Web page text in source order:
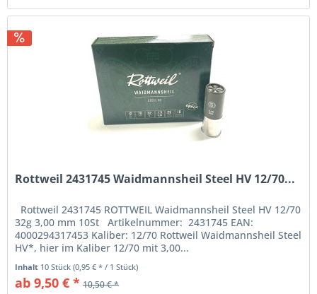
Rottweil 2431745 Waidmannsheil Steel HV 12/70...
Rottweil 2431745 ROTTWEIL Waidmannsheil Steel HV 12/70
32g 3,00 mm 10St Artikelnummer: 2431745 EAN:
4000294317453 Kaliber: 12/70 Rottweil Waidmannsheil Steel
HV*, hier im Kaliber 12/70 mit 3,00...
Inhalt 10 Stück(0,95 € * / 1 Stück)
ab 9,50 € * 10,50 € *